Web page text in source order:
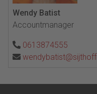
Wendy Batist
Accountmanager
0613874555